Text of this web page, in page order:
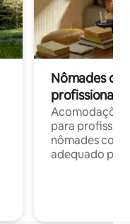
Nômades
profissionais
para
nômades com
adequado